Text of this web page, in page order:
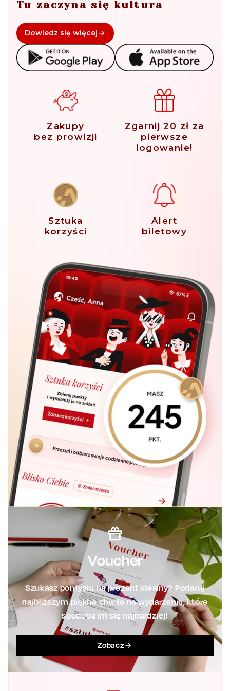
Tu zaczyna się kultura
Dowiedz się więcej
Zakupy
bez prowizji
Zgarnij 20 zł za
pierwsze
logowanie!
Sztuka
korzyści
Alert
biletowy
Voucher
Szukasz pomysłu na prezent idealny? Podaruj
najbliższym piękne chwile na wydarzeniu, które
spodoba im się najbardziej!
Zobacz